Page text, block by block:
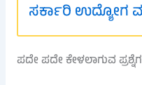
ಸರ್ಕಾರಿ ಉದ್ಯೋಗ
ಪದೇ ಪದೇ ಕೇಳಲಾಗುವ